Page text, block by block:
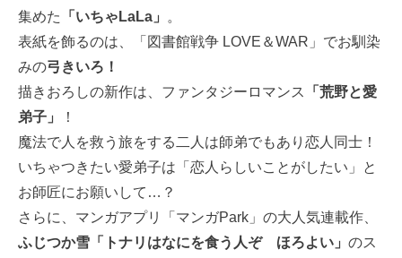
集めた
「いちゃLaLa」 。
表紙を飾るのは、「図書館戦争 LOVE＆WAR」でお馴染
みの弓きいろ！
描きおろしの新作は、ファンタジーロマンス
「荒野と愛
弟子」
！
魔法で人を救う旅をする二人は師弟でもあり恋人同士！
いちゃつきたい愛弟子は「恋人らしいことがしたい」と
お師匠にお願いして…？
さらに、マンガアプリ「マンガPark」の大人気連載作、
ふじつか雪「トナリはなにを食う人ぞ ほろよい」のス